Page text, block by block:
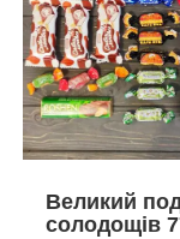
Великий
солодощів